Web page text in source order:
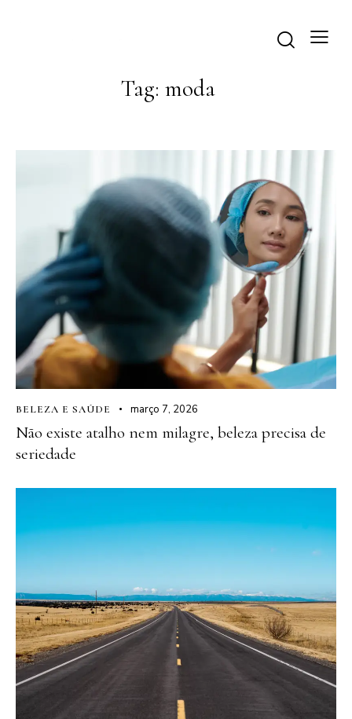
Tag: moda
BELEZA E SAÚDE março 7, 2026
Não existe atalho nem milagre, beleza precisa de
seriedade